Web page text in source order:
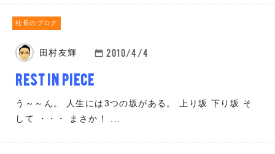
社長のブログ
田村友輝 2010/4/4
Rest in piece
う～～ん。 人生には3つの坂がある。 上り坂 下り坂 そ
して ・・・ まさか！ ...